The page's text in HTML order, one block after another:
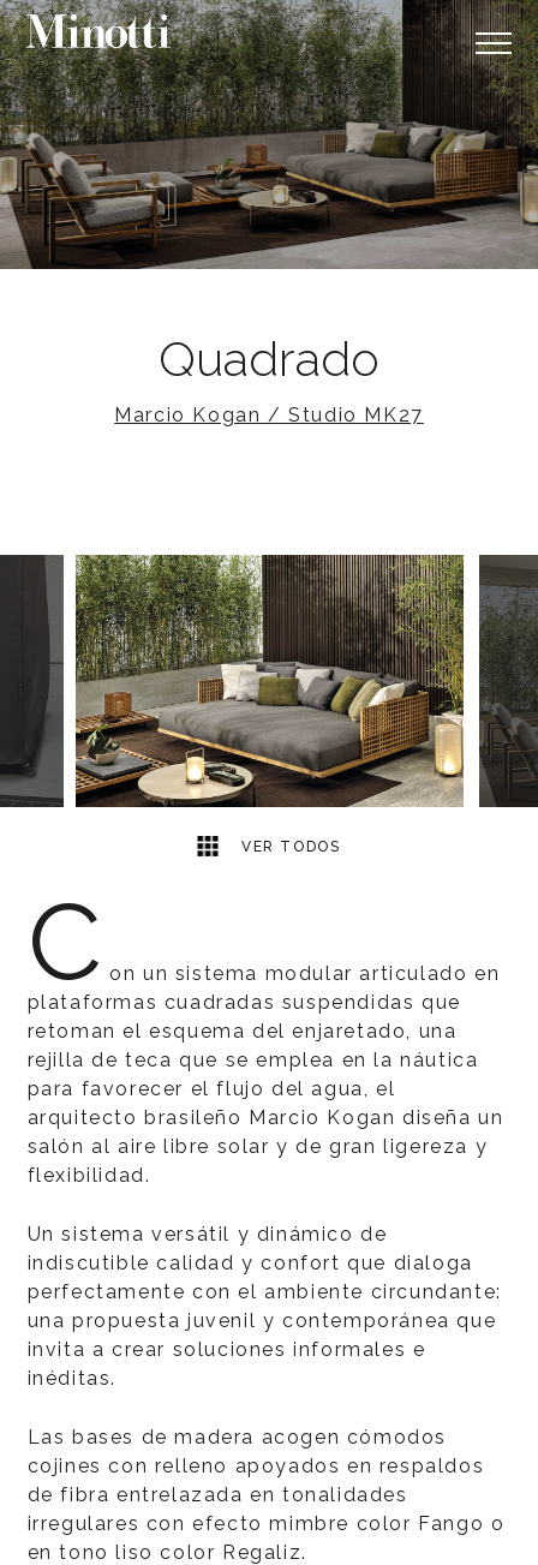
Quadrado
Marcio Kogan / Studio MK27
VER TODOS
7 2
C on un sistema modular articulado en
plataformas cuadradas suspendidas que
retoman el esquema del enjaretado, una
rejilla de teca que se emplea en la náutica
para favorecer el flujo del agua, el
arquitecto brasileño Marcio Kogan diseña un
salón al aire libre solar y de gran ligereza y
flexibilidad.
Un sistema versátil y dinámico de
indiscutible calidad y confort que dialoga
perfectamente con el ambiente circundante:
una propuesta juvenil y contemporánea que
invita a crear soluciones informales e
inéditas.
Las bases de madera acogen cómodos
cojines con relleno apoyados en respaldos
de fibra entrelazada en tonalidades
irregulares con efecto mimbre color Fango o
en tono liso color Regaliz.